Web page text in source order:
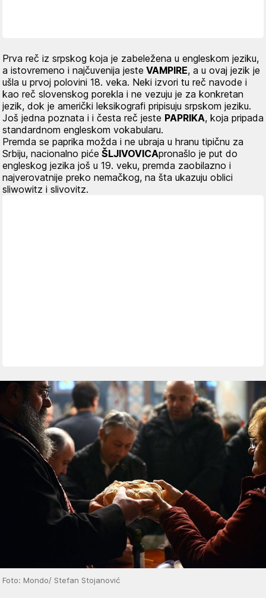
Prva reč iz srpskog koja je zabeležena u engleskom jeziku,
a istovremeno i najčuvenija jeste VAMPIRE, a u ovaj jezik je
ušla u prvoj polovini 18. veka. Neki izvori tu reč navode i
kao reč slovenskog porekla i ne vezuju je za konkretan
jezik, dok je američki leksikografi pripisuju srpskom jeziku.
Još jedna poznata i i česta reč jeste PAPRIKA, koja pripada
standardnom engleskom vokabularu.
Premda se paprika možda i ne ubraja u hranu tipičnu za
Srbiju, nacionalno piće ŠLJIVOVICApronašlo je put do
engleskog jezika još u 19. veku, premda zaobilazno i
najverovatnije preko nemačkog, na šta ukazuju oblici
sliwowitz i slivovitz.
Foto: Mondo/ Stefan Stojanović